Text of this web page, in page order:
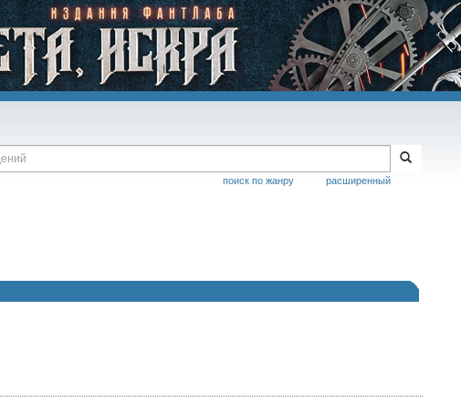
расширенный
поиск по жанру